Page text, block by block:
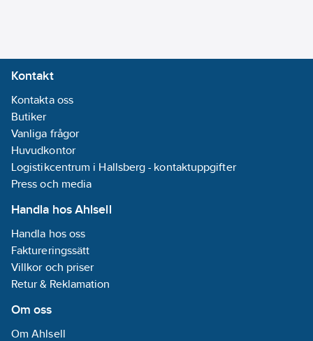
Kontakt
Kontakta oss
Butiker
Vanliga frågor
Huvudkontor
Logistikcentrum i Hallsberg - kontaktuppgifter
Press och media
Handla hos Ahlsell
Handla hos oss
Faktureringssätt
Villkor och priser
Retur & Reklamation
Om oss
Om Ahlsell